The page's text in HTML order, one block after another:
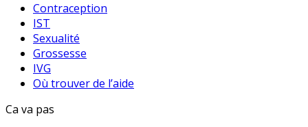
Contraception
IST
Sexualité
Grossesse
IVG
Où trouver de l’aide
Ca va pas